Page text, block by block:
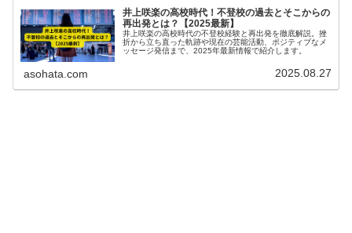
井上咲楽の高校時代！不登校の過去とそこからの
再出発とは？【2025最新】
井上咲楽の高校時代の不登校経験と再出発を徹底解説。挫
折から立ち直った軌跡や現在の芸能活動、ポジティブなメ
ッセージ発信まで、2025年最新情報で紹介します。
asohata.com 2025.08.27